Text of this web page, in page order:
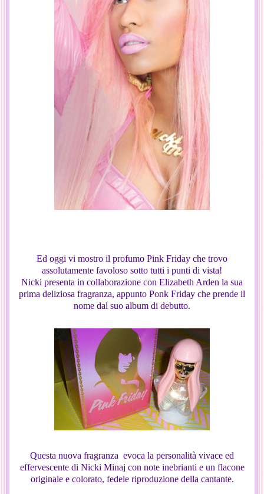
Ed oggi vi mostro il profumo Pink Friday che trovo
assolutamente favoloso sotto tutti i punti di vista!
Nicki presenta in collaborazione con Elizabeth Arden la sua
prima deliziosa fragranza, appunto Ponk Friday che prende il
nome dal suo album di debutto.
Questa nuova fragranza evoca la personalità vivace ed
effervescente di Nicki Minaj con note inebrianti e un flacone
originale e colorato, fedele riproduzione della cantante.